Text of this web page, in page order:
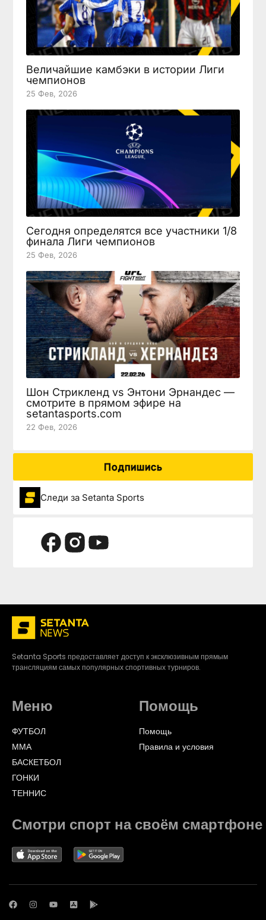
Величайшие камбэки в истории Лиги
чемпионов
25 Фев, 2026
Сегодня определятся все участники 1/8
финала Лиги чемпионов
25 Фев, 2026
Шон Стрикленд vs Энтони Эрнандес —
смотрите в прямом эфире на
setantasports.com
22 Фев, 2026
Подпишись
Следи за Setanta Sports
Setanta Sports предоставляет доступ к эксклюзивным прямым
трансляциям самых популярных спортивных турниров.
Меню
ФУТБОЛ
ММА
БАСКЕТБОЛ
ГОНКИ
ТЕННИС
Помощь
Помощь
Правила и условия
Смотри спорт на своём смартфоне